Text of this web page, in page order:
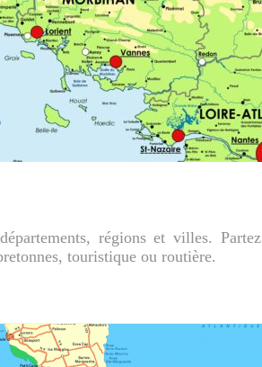
régions et villes.
touristique ou routière.